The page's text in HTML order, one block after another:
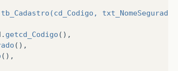
. getcd_Codigo (),
(),
(),